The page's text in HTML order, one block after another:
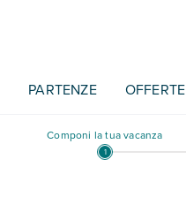
PARTENZE OFFERTE
Componi la tua vacanza